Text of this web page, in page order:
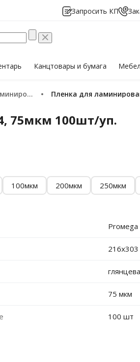
Запросить КП
Канцтовары и бумага
Пленка для
75мкм 100шт/уп.
100мкм 200мкм 250мкм
75 мкм
100 шт